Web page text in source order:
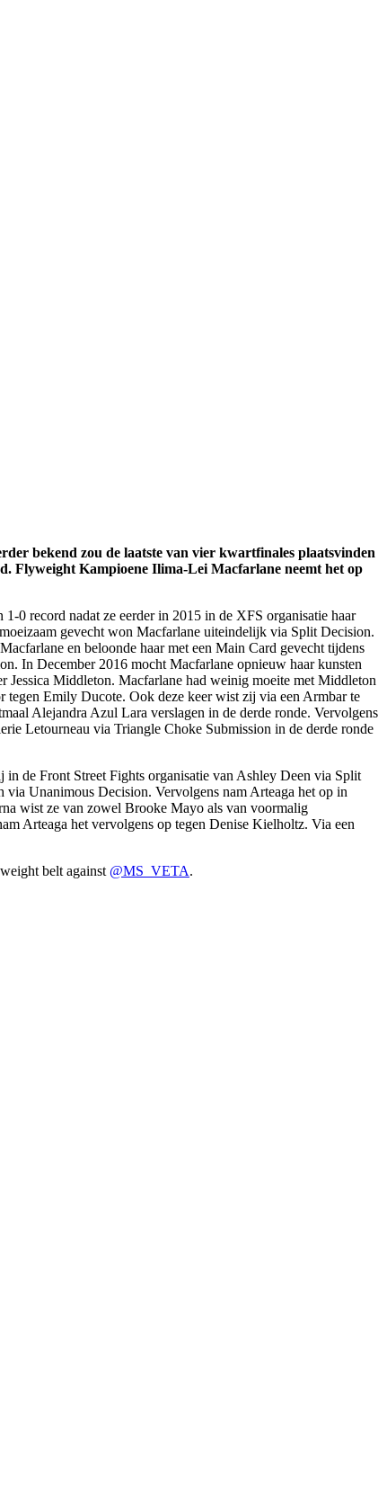
bekend zou de laatste van vier kwartfinales plaatsvinden
Flyweight Kampioene Ilima-Lei Macfarlane neemt het op
0 record nadat ze eerder in 2015 in de XFS organisatie haar
gevecht won Macfarlane uiteindelijk via Split Decision.
en beloonde haar met een Main Card gevecht tijdens
In December 2016 mocht Macfarlane opnieuw haar kunsten
Middleton. Macfarlane had weinig moeite met Middleton
tegen Emily Ducote. Ook deze keer wist zij via een Armbar te
Alejandra Azul Lara verslagen in de derde ronde. Vervolgens
Letourneau via Triangle Choke Submission in de derde ronde
de Front Street Fights organisatie van Ashley Deen via Split
Unanimous Decision. Vervolgens nam Arteaga het op in
wist ze van zowel Brooke Mayo als van voormalig
Arteaga het vervolgens op tegen Denise Kielholtz. Via een
belt against @MS_VETA.